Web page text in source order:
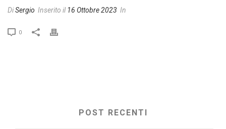
DiSergio Inserito il16 Ottobre 2023 In
0
POST RECENTI